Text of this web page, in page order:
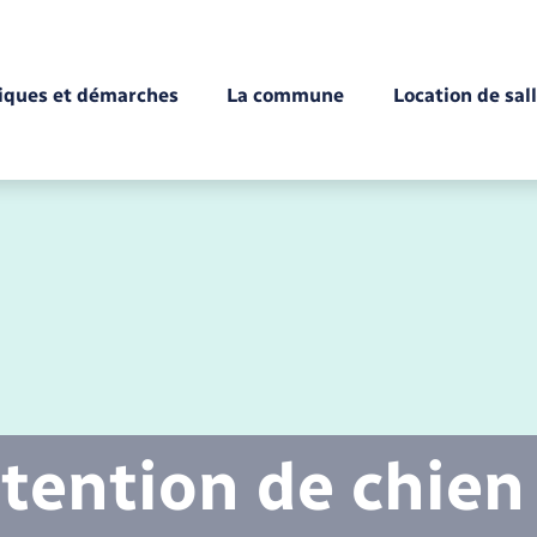
et démarches
Citoyenneté
Mariage – PACS
La commune Location de
de chien